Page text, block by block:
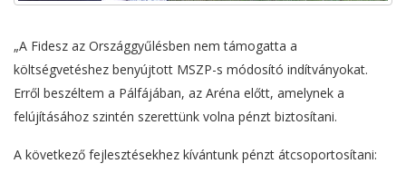
„A Fidesz az Országgyűlésben nem támogatta a
költségvetéshez benyújtott MSZP-s módosító indítványokat.
Erről beszéltem a Pálfájában, az Aréna előtt, amelynek a
felújításához szintén szerettünk volna pénzt biztosítani.
A következő fejlesztésekhez kívántunk pénzt átcsoportosítani: